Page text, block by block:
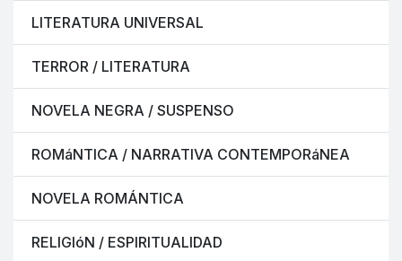
LITERATURA UNIVERSAL
TERROR / LITERATURA
NOVELA NEGRA / SUSPENSO
ROMáNTICA / NARRATIVA CONTEMPORáNEA
NOVELA ROMÁNTICA
RELIGIóN / ESPIRITUALIDAD